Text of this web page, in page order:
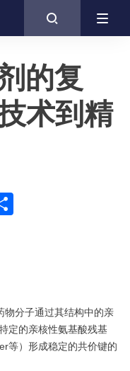

的复
术到精
Share
物分子通过其结构中的亲
定的亲核性氨基酸残基
等）形成稳定的共价键的